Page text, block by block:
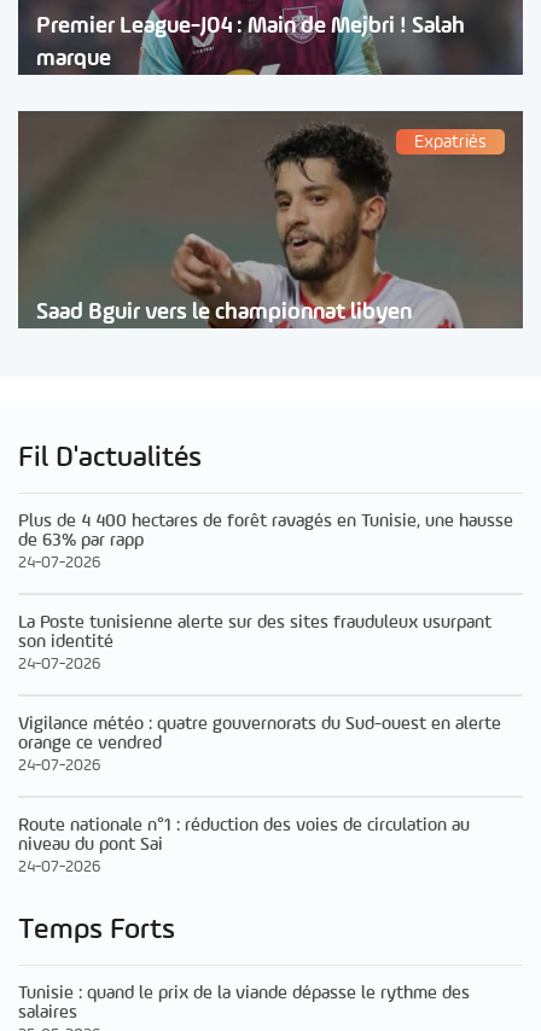
Premier League-J04 : Main de Mejbri ! Salah
marque
Expatriés
Saad Bguir vers le championnat libyen
Fil D'actualités
Plus de 4 400 hectares de forêt ravagés en Tunisie, une hausse
de 63% par rapp
24-07-2026
La Poste tunisienne alerte sur des sites frauduleux usurpant
son identité
24-07-2026
Vigilance météo : quatre gouvernorats du Sud-ouest en alerte
orange ce vendred
24-07-2026
Route nationale n°1 : réduction des voies de circulation au
niveau du pont Sai
24-07-2026
Temps Forts
Tunisie : quand le prix de la viande dépasse le rythme des
salaires